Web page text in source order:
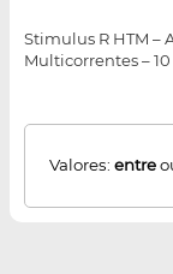
Stimulus R HTM –
Multicorrentes –
Valores: entre